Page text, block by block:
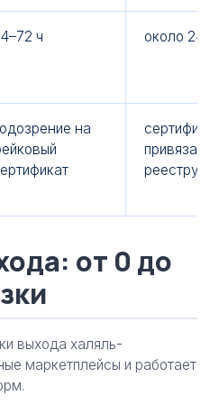
ч около 24
на
привязан
реестру
от 0 до
выхода халяль-
маркетплейсы и работает